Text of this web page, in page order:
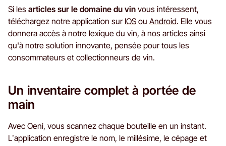
Si les articles sur le domaine du vin vous intéressent,
téléchargez notre application sur IOS ou Android. Elle vous
donnera accès à notre lexique du vin, à nos articles ainsi
qu'à notre solution innovante, pensée pour tous les
consommateurs et collectionneurs de vin.
Un inventaire complet à portée de
main
Avec Oeni, vous scannez chaque bouteille en un instant.
L’application enregistre le nom, le millésime, le cépage et